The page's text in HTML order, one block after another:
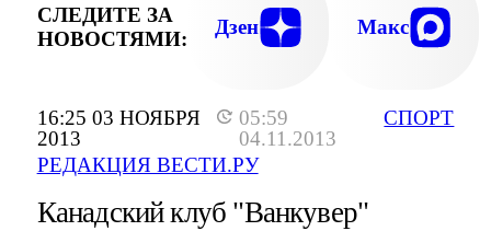
16:25 03 НОЯБРЯ
2013
05:59
04.11.2013
РЕДАКЦИЯ ВЕСТИ.РУ
СПОРТ
СЛЕДИТЕ ЗА
НОВОСТЯМИ:
Дзен Макс
Канадский клуб "Ванкувер"